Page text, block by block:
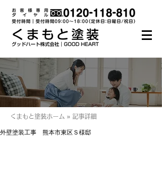
くまもと塗装ホーム » 記事詳細
外壁塗装工事 熊本市東区Ｓ様邸